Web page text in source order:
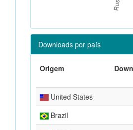
Downloads por país
Origem
United States
Brazil